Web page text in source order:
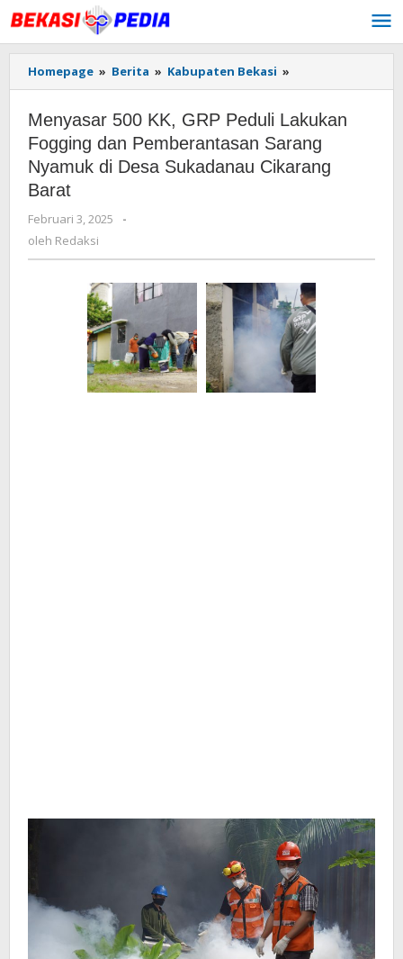
Lewati
ke
konten
Homepage » Berita » Kabupaten Bekasi »
500
GRP
Peduli
Lakukan
Fogging
di
Sukadanau
Cikarang
Barat
Menyasar 500 KK, GRP Peduli Lakukan
Fogging dan Pemberantasan Sarang
Nyamuk di Desa Sukadanau Cikarang
Barat
Februari 3, 2025
oleh
-
oleh Redaksi